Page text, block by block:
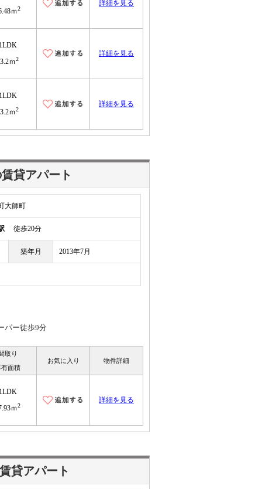
ｍ2
詳細を見る
ｍ2
詳細を見る
ｍ2
詳細を見る
貸アパート
大師町
徒歩20分
築年月 2013年7月
パー徒歩9分
取り
有面積
お気に入り 物件詳細
ｍ2
詳細を見る
貸アパート